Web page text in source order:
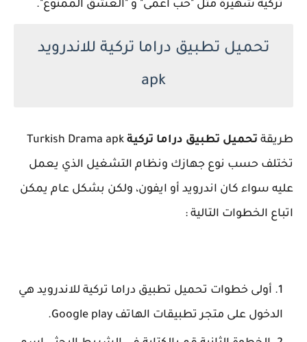
تركية شهيرة مثل "حب أعمى" و "العشق الممنوع".
تحميل تطبيق دراما تركية للاندرويد
apk
طريقة تحميل تطبيق دراما تركية Turkish Drama apk
تختلف حسب نوع جهازك ونظام التشغيل الذي يعمل
عليه سواء كان اندرويد أو ايفون، ولكن بشكل عام يمكن
اتباع الخطوات التالية :
أولى خطوات تحميل تطبيق دراما تركية للاندرويد هي
الدخول على متجر تطبيقات الهاتف Google play.